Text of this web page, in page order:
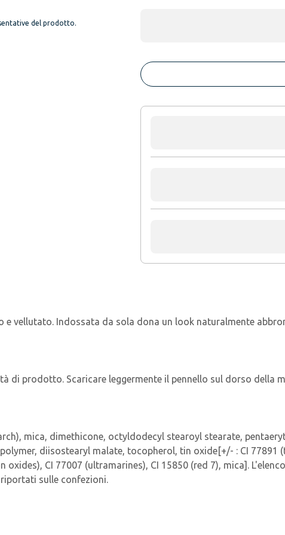
del prodotto.
vellutato. Indossata da sola dona un look naturalmente
di prodotto. Scaricare leggermente il pennello sul dorso della
mica, dimethicone, octyldodecyl stearoyl stearate,
diisostearyl malate, tocopherol, tin oxide[+/- : CI 77891
oxides), CI 77007 (ultramarines), CI 15850 (red 7), mica].
sulle confezioni.